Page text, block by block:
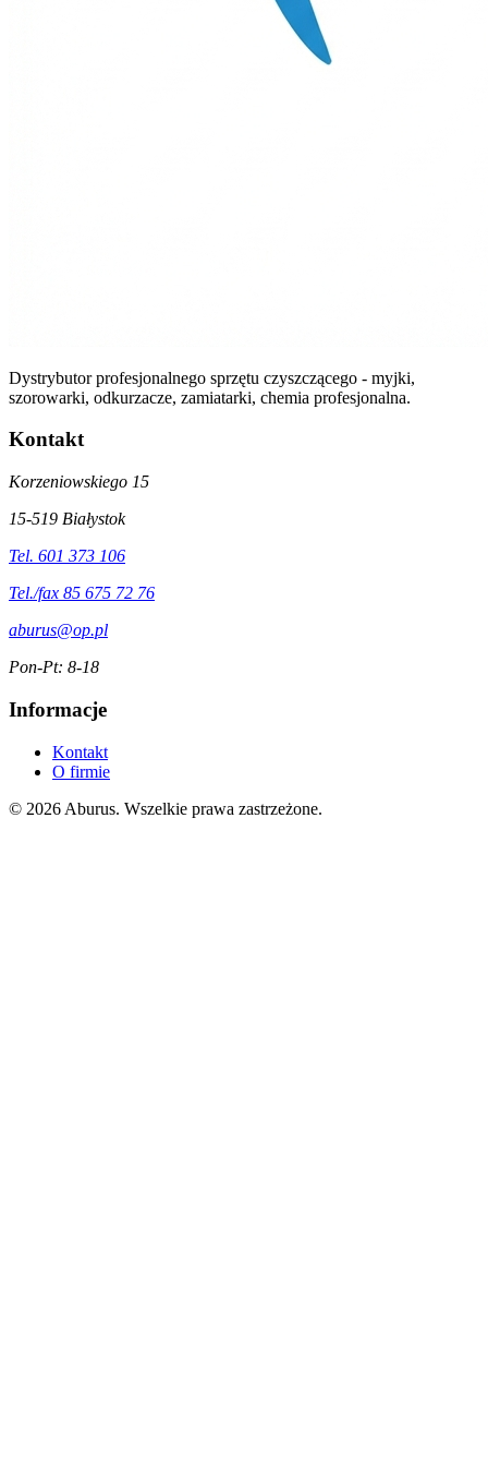
Dystrybutor profesjonalnego sprzętu czyszczącego - myjki,
szorowarki, odkurzacze, zamiatarki, chemia profesjonalna.
Kontakt
Korzeniowskiego 15
15-519 Białystok
Tel. 601 373 106
Tel./fax 85 675 72 76
aburus@op.pl
Pon-Pt: 8-18
Informacje
Kontakt
O firmie
© 2026 Aburus. Wszelkie prawa zastrzeżone.